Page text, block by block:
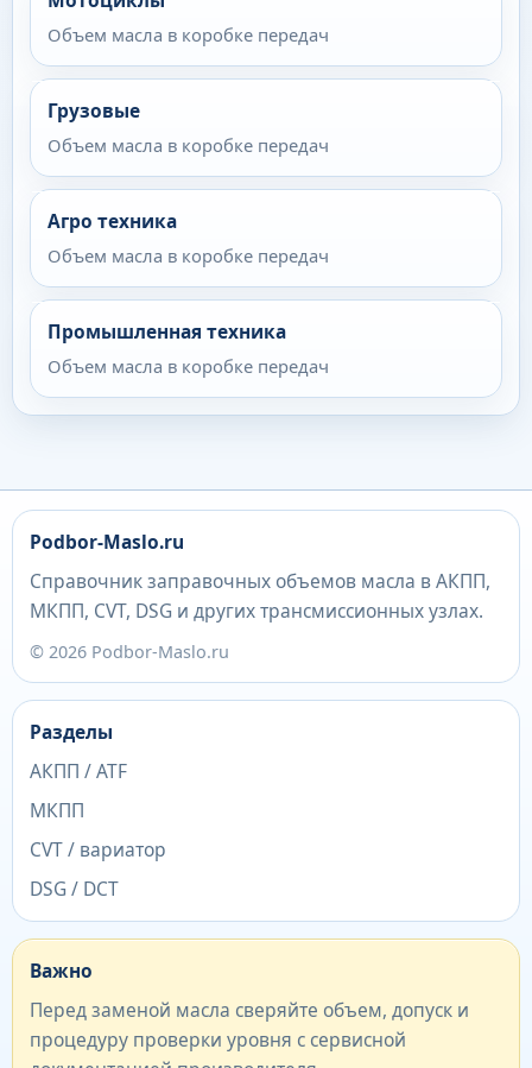
Объем масла в коробке передач
Грузовые
Объем масла в коробке передач
Агро техника
Объем масла в коробке передач
Промышленная техника
Объем масла в коробке передач
Podbor-Maslo.ru
Справочник заправочных объемов масла в АКПП,
МКПП, CVT, DSG и других трансмиссионных узлах.
© 2026 Podbor-Maslo.ru
Разделы
АКПП / ATF
МКПП
CVT / вариатор
DSG / DCT
Важно
Перед заменой масла сверяйте объем, допуск и
процедуру проверки уровня с сервисной